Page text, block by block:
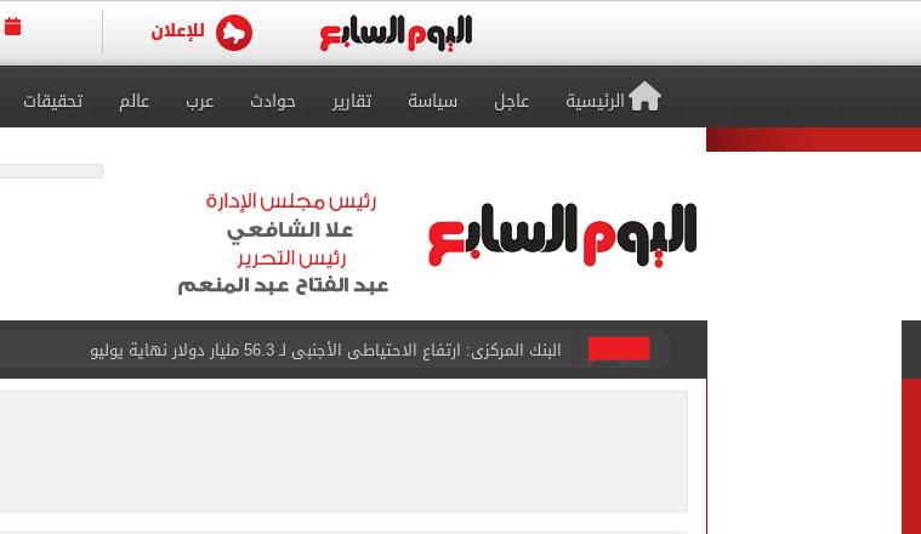
الرئيسية عاجل سياسة تقارير حوادث عرب عالم تحقيقات
البنك المركزى: ارتفاع الاحتياطى الأجنبى لـ 56.3 مليار دولار نهاية يوليو
29 ألف طالب سجلوا رغباتهم fتنسيق المرحلة الأولى للقبول بالجامعات حتى الآن
هل التربح من السوشيال ميديا حلال أم حرام؟.. أمين الفتوى يجيب «فيديو»